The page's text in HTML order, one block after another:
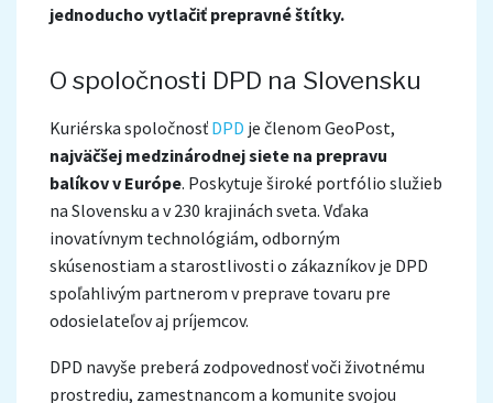
jednoducho vytlačiť prepravné štítky.
O spoločnosti DPD na Slovensku
Kuriérska spoločnosť DPD je členom GeoPost,
najväčšej medzinárodnej siete na prepravu
balíkov v Európe. Poskytuje široké portfólio služieb
na Slovensku a v 230 krajinách sveta. Vďaka
inovatívnym technológiám, odborným
skúsenostiam a starostlivosti o zákazníkov je DPD
spoľahlivým partnerom v preprave tovaru pre
odosielateľov aj príjemcov.
DPD navyše preberá zodpovednosť voči životnému
prostrediu, zamestnancom a komunite svojou